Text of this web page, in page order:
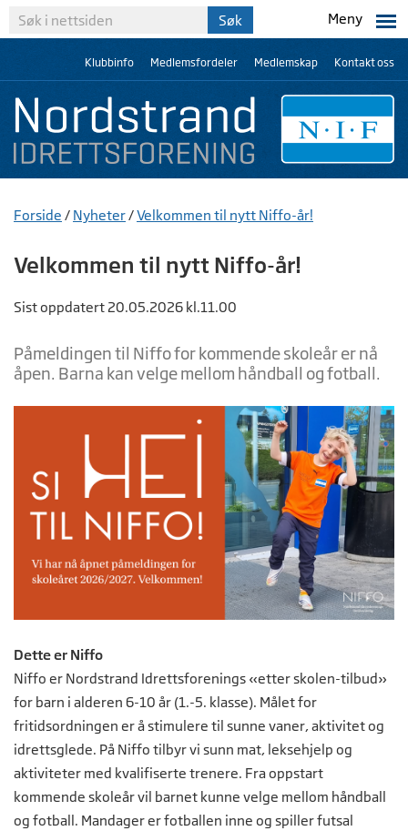
Meny
Klubbinfo Medlemsfordeler Medlemskap Kontakt oss
Forside / Nyheter/Velkommen til nytt Niffo-år!
Velkommen til nytt Niffo-år!
Sist oppdatert 20.05.2026 kl.11.00
Påmeldingen til Niffo for kommende skoleår er nå
åpen. Barna kan velge mellom håndball og fotball.
Dette er Niffo
Niffo er Nordstrand Idrettsforenings «etter skolen-tilbud»
for barn i alderen 6-10 år (1.-5. klasse). Målet for
fritidsordningen er å stimulere til sunne vaner, aktivitet og
idrettsglede. På Niffo tilbyr vi sunn mat, leksehjelp og
aktiviteter med kvalifiserte trenere. Fra oppstart
kommende skoleår vil barnet kunne velge mellom håndball
og fotball. Mandager er fotballen inne og spiller futsal